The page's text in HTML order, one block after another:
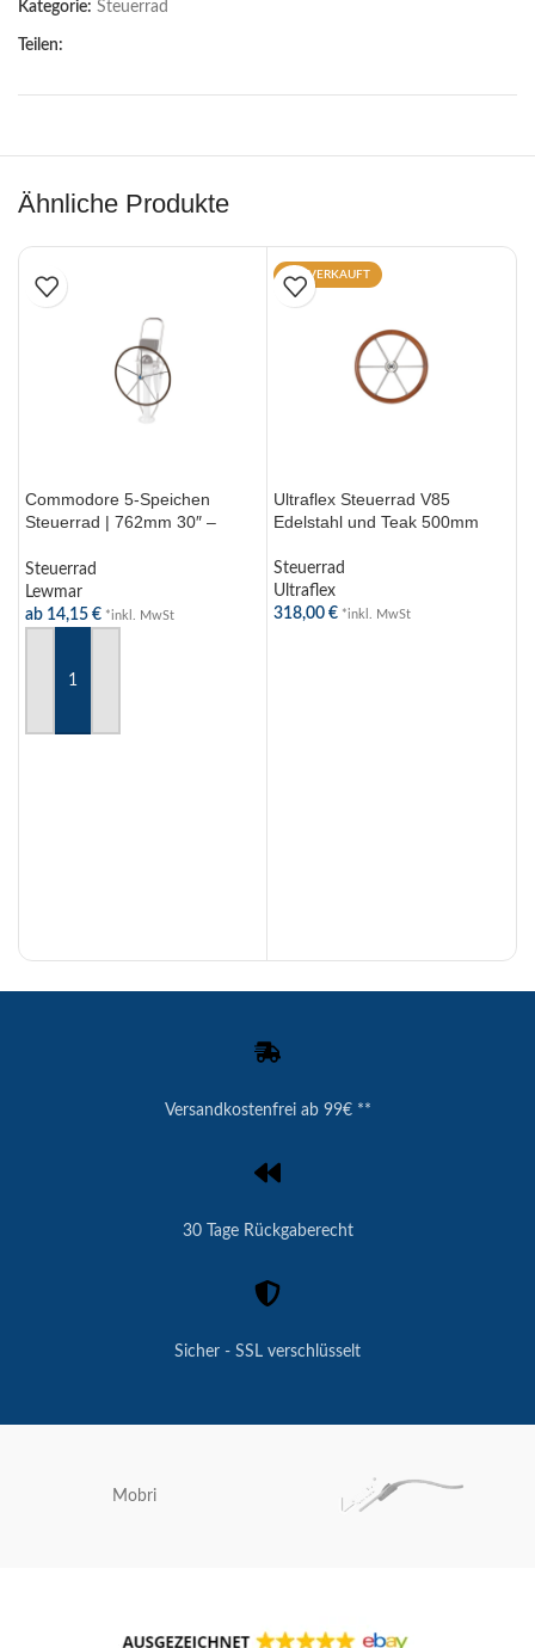
Kategorie: Steuerrad
Teilen:
Ähnliche Produkte
Commodore 5-Speichen
Steuerrad | 762mm 30″ –
Steuerrad
Lewmar
ab 14,15 € *inkl. MwSt
AUSVERKAUFT
Ultraflex Steuerrad V85
Edelstahl und Teak 500mm
Steuerrad
Ultraflex
318,00 € *inkl. MwSt
Versandkostenfrei ab 99€ **
30 Tage Rückgaberecht
Sicher - SSL verschlüsselt
Mobri